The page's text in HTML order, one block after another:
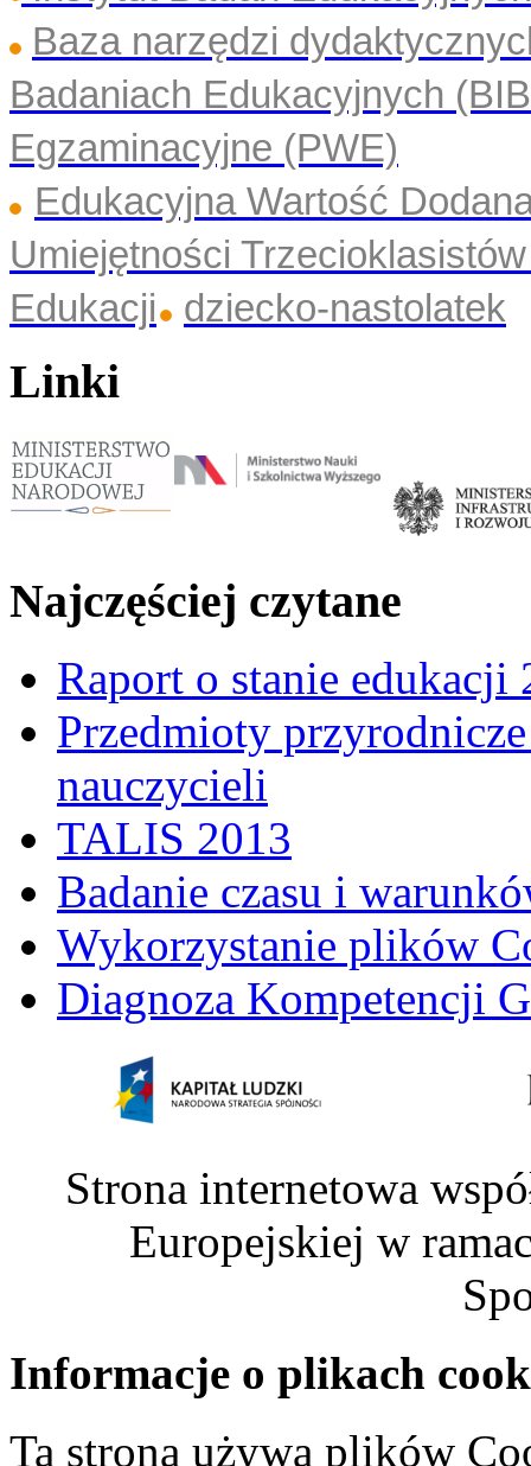
Baza narzędzi
Badaniach Edukacyjnych
Egzaminacyjne (PWE)
Edukacyjna Wartość
Umiejętności
Edukacji
dziecko-nastolatek
Linki
Najczęściej czytane
Raport o stanie edukacji
Przedmioty
nauczycieli
TALIS 2013
Badanie czasu i
Wykorzystanie plików
Diagnoza Kompetencji
Strona internetowa
Europejskiej w
Informacje o plikach
Ta strona używa plików